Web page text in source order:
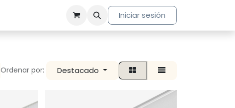
Iniciar sesión
Ordenar por: Destacado